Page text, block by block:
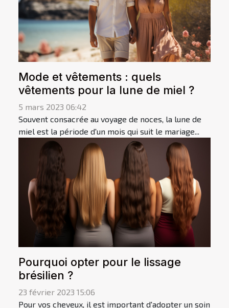
Mode et vêtements : quels
vêtements pour la lune de miel ?
5 mars 2023 06:42
Souvent consacrée au voyage de noces, la lune de
miel est la période d'un mois qui suit le mariage...
Pourquoi opter pour le lissage
brésilien ?
23 février 2023 15:06
Pour vos cheveux, il est important d'adopter un soin